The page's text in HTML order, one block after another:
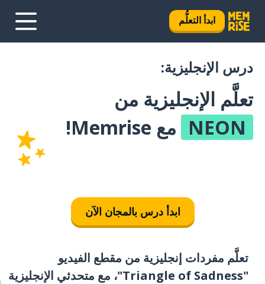
ابدأ التعلُّم
درس الإنجليزية:
تعلَّم الإنجليزية من
NEON مع Memrise!
ابدأ درس بالمجان الآن
تعلَّم مفردات إنجليزية من مقطع الفيديو
"Triangle of Sadness"، مع متحدثي الإنجليزية